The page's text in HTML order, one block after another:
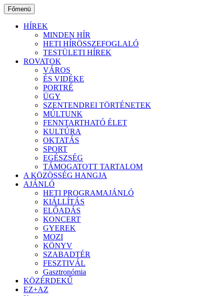
Ugrás
a
tartalomhoz
Főmenü
HÍREK
MINDEN HÍR
HETI HÍRÖSSZEFOGLALÓ
TESTÜLETI HÍREK
ROVATOK
VÁROS
ÉS VIDÉKE
PORTRÉ
ÜGY
SZENTENDREI TÖRTÉNETEK
MÚLTUNK
FENNTARTHATÓ ÉLET
KULTÚRA
OKTATÁS
SPORT
EGÉSZSÉG
TÁMOGATOTT TARTALOM
A KÖZÖSSÉG HANGJA
AJÁNLÓ
HETI PROGRAMAJÁNLÓ
KIÁLLÍTÁS
ELŐADÁS
KONCERT
GYEREK
MOZI
KÖNYV
SZABADTÉR
FESZTIVÁL
Gasztronómia
KÖZÉRDEKŰ
EZ+AZ